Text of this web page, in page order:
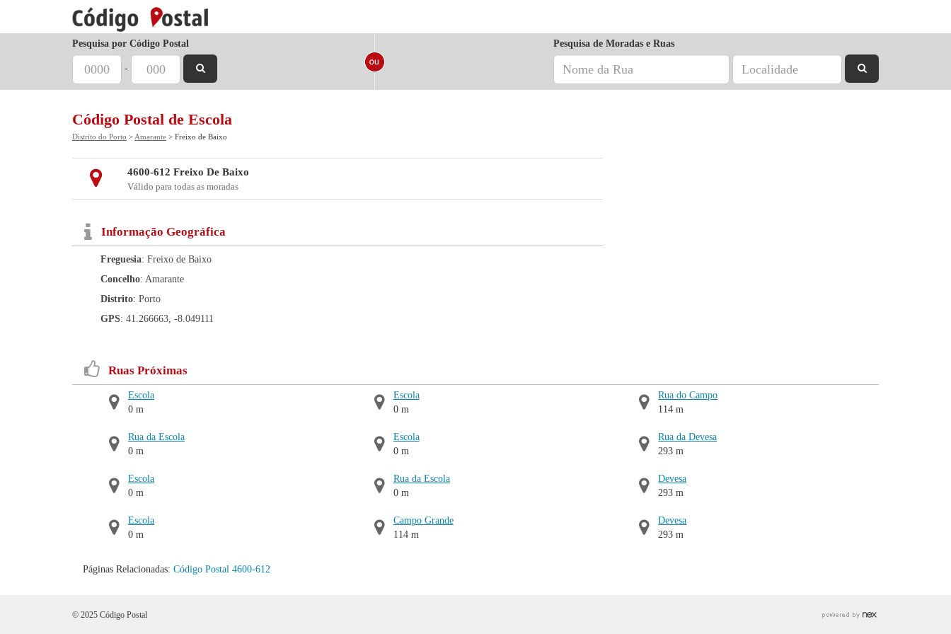
Pesquisa por Código Postal
-
Pesquisa de Moradas e Ruas
Código Postal de Escola
Distrito do Porto > Amarante > Freixo de Baixo
4600-612 Freixo De Baixo
Válido para todas as moradas
Informação Geográfica
Freguesia: Freixo de Baixo
Concelho: Amarante
Distrito: Porto
GPS: 41.266663, -8.049111
Ruas Próximas
Escola
0 m
Rua da Escola
0 m
Escola
0 m
Escola
0 m
Escola
0 m
Escola
0 m
Rua da Escola
0 m
Campo Grande
114 m
Rua do Campo
114 m
Rua da Devesa
293 m
Devesa
293 m
Devesa
293 m
Páginas Relacionadas: Código Postal 4600-612
© 2025 Código Postal